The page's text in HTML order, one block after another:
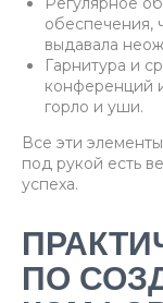
обеспечения,
выдавала
Гарнитура и
конференций
горло и уши.
Все эти
под рукой есть
успеха.
ПО